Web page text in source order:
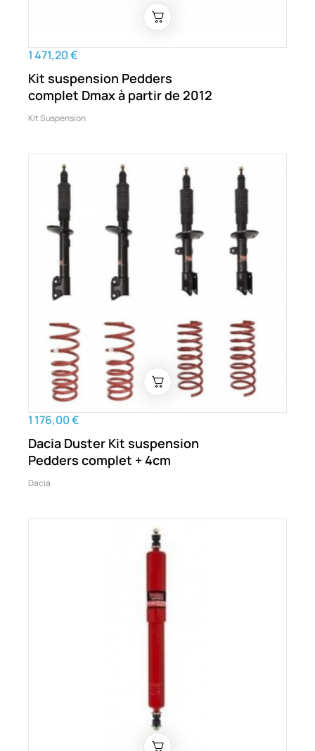
1 471,20 €
Kit suspension Pedders
complet Dmax à partir de 2012
Kit Suspension
1 176,00 €
Dacia Duster Kit suspension
Pedders complet + 4cm
Dacia